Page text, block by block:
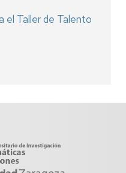
el Taller de Talento